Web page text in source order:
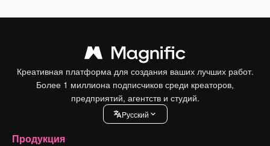
Креативная платформа для создания ваших лучших работ.
Более 1 миллиона подписчиков среди креаторов,
предприятий, агентств и студий.
Pусский
Продукция